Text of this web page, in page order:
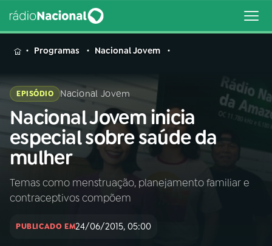
MENU
Buscar
na
Rádio
Nacional
Buscar
AO VIVO
INÍCIO
Programas Nacional Jovem
EPISÓDIO Nacional Jovem
Nacional Jovem inicia
especial sobre saúde da
mulher
Temas como menstruação, planejamento familiar e
contraceptivos compõem
PUBLICADO EM24/06/2015, 05:00